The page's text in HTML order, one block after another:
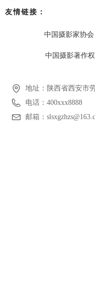
地址： 陕西省西安市
电话： 400xxx8888
邮箱：
友情链接：
中国摄影家协会
中国摄影著作